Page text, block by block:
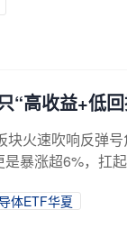
“高收益+低
块火速吹响反弹
暴涨超6%，扛
体ETF华夏